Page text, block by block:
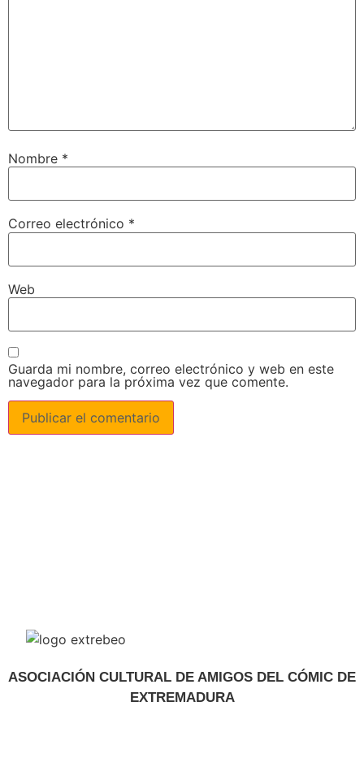
Nombre *
Correo electrónico *
Web
Guarda mi nombre, correo electrónico y web en este
navegador para la próxima vez que comente.
ASOCIACIÓN CULTURAL DE AMIGOS DEL CÓMIC DE
EXTREMADURA